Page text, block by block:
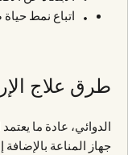
اتباع نمط
طرق علاج
الدوائي، عادة ما
جهاز المناعة